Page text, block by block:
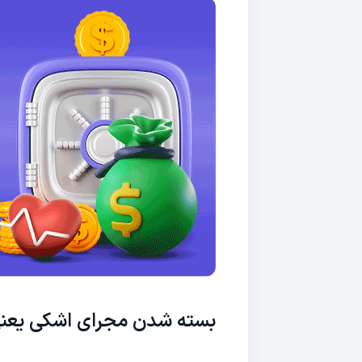
بسته شدن مجرای اشکی